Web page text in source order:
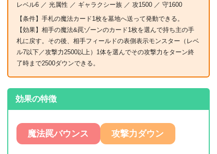
レベル6 ／ 光属性 ／ ギャラクシー族 ／ 攻1500 ／ 守1600
【条件】手札の魔法カード1枚を墓地へ送って発動できる。
【効果】相手の魔法&罠ゾーンのカード1枚を選んで持ち主の手
札に戻す。その後、相手フィールドの表側表示モンスター（レベ
ル7以下／攻撃力2500以上）1体を選んでその攻撃力をターン終
了時まで2500ダウンできる。
効果の特徴
魔法罠バウンス 攻撃力ダウン